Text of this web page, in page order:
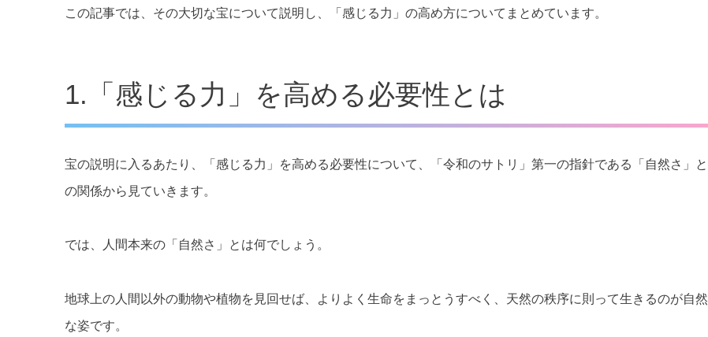
この記事では、その大切な宝について説明し、「感じる力」の高め方についてまとめています。
1.「感じる力」を高める必要性とは
宝の説明に入るあたり、「感じる力」を高める必要性について、「令和のサトリ」第一の指針である「自然さ」と
の関係から見ていきます。
では、人間本来の「自然さ」とは何でしょう。
地球上の人間以外の動物や植物を見回せば、よりよく生命をまっとうすべく、天然の秩序に則って生きるのが自然
な姿です。